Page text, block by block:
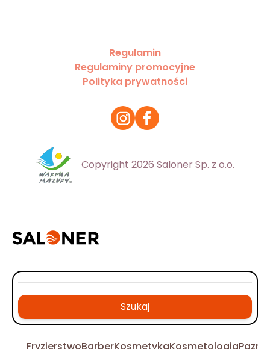
Regulamin
Regulaminy promocyjne
Polityka prywatności
Copyright 2026 Saloner Sp. z o.o.
Szukaj